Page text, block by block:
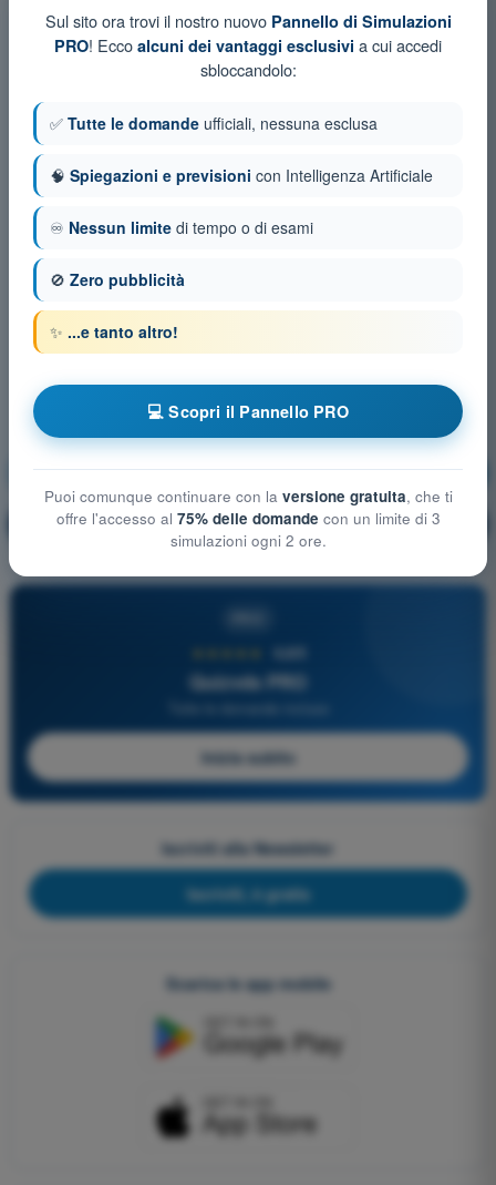
Regolamentazione Aeronautica Allenamento!
🔒 PRO Spiegazione domanda
4,6/5
Quizvds PRO
Inizia subito
Iscriviti alla Newsletter
Iscriviti, è gratis
Scarica le app mobile
Sul sito ora trovi il nostro nuovo Pannello di Simulazioni
PRO! Ecco alcuni dei vantaggi esclusivi a cui accedi
sbloccandolo:
✅ Tutte le domande ufficiali, nessuna esclusa
🧠 Spiegazioni e previsioni con Intelligenza Artificiale
♾️ Nessun limite di tempo o di esami
🚫 Zero pubblicità
✨ ...e tanto altro!
💻 Scopri il Pannello PRO
Puoi comunque continuare con la versione gratuita, che ti
offre l'accesso al 75% delle domande con un limite di 3
simulazioni ogni 2 ore.